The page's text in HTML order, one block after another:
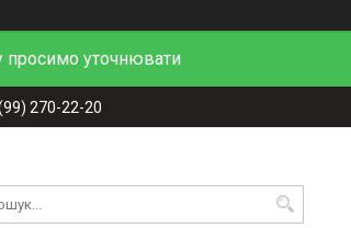
просимо уточнювати
270-22-20